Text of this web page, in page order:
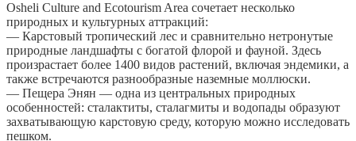
Osheli Culture and Ecotourism Area сочетает несколько
природных и культурных аттракций:
— Карстовый тропический лес и сравнительно нетронутые
природные ландшафты с богатой флорой и фауной. Здесь
произрастает более 1400 видов растений, включая эндемики, а
также встречаются разнообразные наземные моллюски.
— Пещера Энян — одна из центральных природных
особенностей: сталактиты, сталагмиты и водопады образуют
захватывающую карстовую среду, которую можно исследовать
пешком.